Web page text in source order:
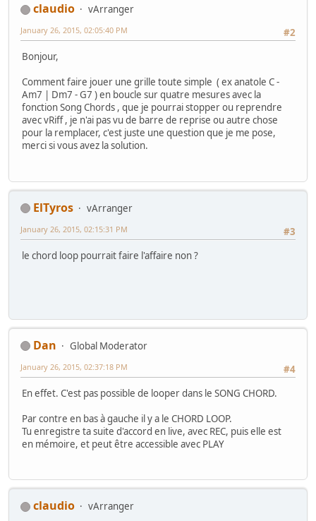
claudio
vArranger
#2
January 26, 2015, 02:05:40 PM
Bonjour,
Comment faire jouer une grille toute simple ( ex anatole C -
Am7 | Dm7 - G7 ) en boucle sur quatre mesures avec la
fonction Song Chords , que je pourrai stopper ou reprendre
avec vRiff , je n'ai pas vu de barre de reprise ou autre chose
pour la remplacer, c'est juste une question que je me pose,
merci si vous avez la solution.
ElTyros
vArranger
#3
January 26, 2015, 02:15:31 PM
le chord loop pourrait faire l'affaire non ?
Dan
Global Moderator
#4
January 26, 2015, 02:37:18 PM
En effet. C'est pas possible de looper dans le SONG CHORD.
Par contre en bas à gauche il y a le CHORD LOOP.
Tu enregistre ta suite d'accord en live, avec REC, puis elle est
en mémoire, et peut être accessible avec PLAY
claudio
vArranger